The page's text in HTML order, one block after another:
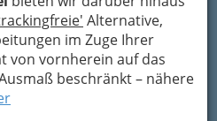
Alternative,
im Zuge Ihrer
von vornherein auf das
beschränkt – nähere